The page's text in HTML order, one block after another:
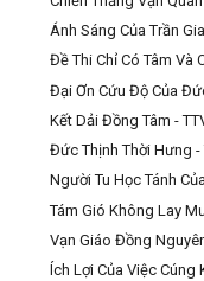
Ánh Sáng Của Trần
Đề Thi Chỉ Có Tâm Và
Đại Ơn Cứu Độ Của
Kết Dải Đồng Tâm -
Đức Thịnh Thời Hưng -
Người Tu Học Tánh
Tám Gió Không Lay
Vạn Giáo Đồng
Ích Lợi Của Việc Cúng